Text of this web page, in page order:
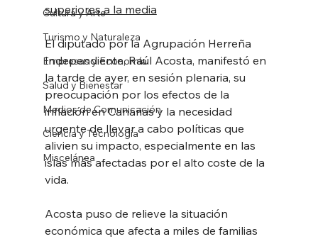
Cultura y Arte
Turismo y Naturaleza
Empresas y Economía
Salud y Bienestar
Medios de Comunicación
Ciencia y Tecnología
Miscelánea
superiores a la media
El diputado por la Agrupación Herreña
Independiente, Raúl Acosta, manifestó en
la tarde de ayer, en sesión plenaria, su
preocupación por los efectos de la
inflación en Canarias y la necesidad
urgente de llevar a cabo políticas que
alivien su impacto, especialmente en las
islas más afectadas por el alto coste de la
vida.
Acosta puso de relieve la situación
económica que afecta a miles de familias